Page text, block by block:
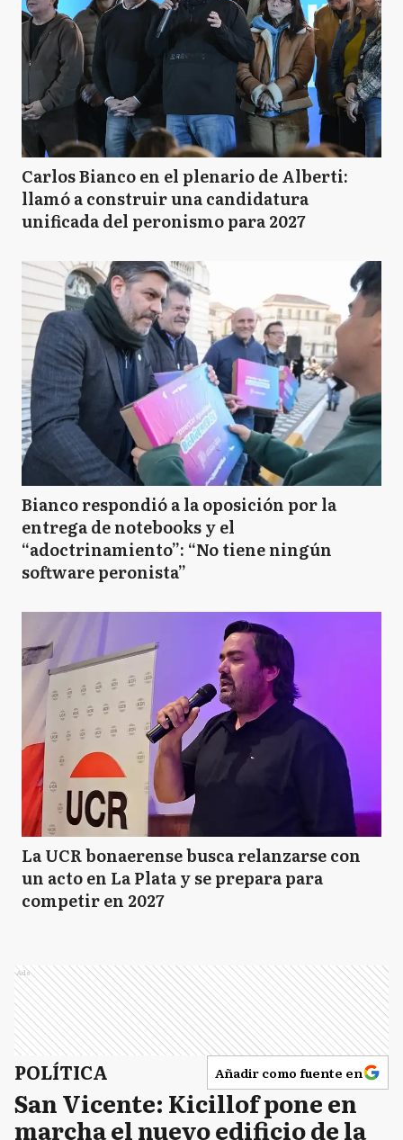
Carlos Bianco en el plenario de Alberti:
llamó a construir una candidatura
unificada del peronismo para 2027
Bianco respondió a la oposición por la
entrega de notebooks y el
“adoctrinamiento”: “No tiene ningún
software peronista”
La UCR bonaerense busca relanzarse con
un acto en La Plata y se prepara para
competir en 2027
Ads
POLÍTICA Añadir como fuente en
San Vicente: Kicillof pone en
marcha el nuevo edificio de la